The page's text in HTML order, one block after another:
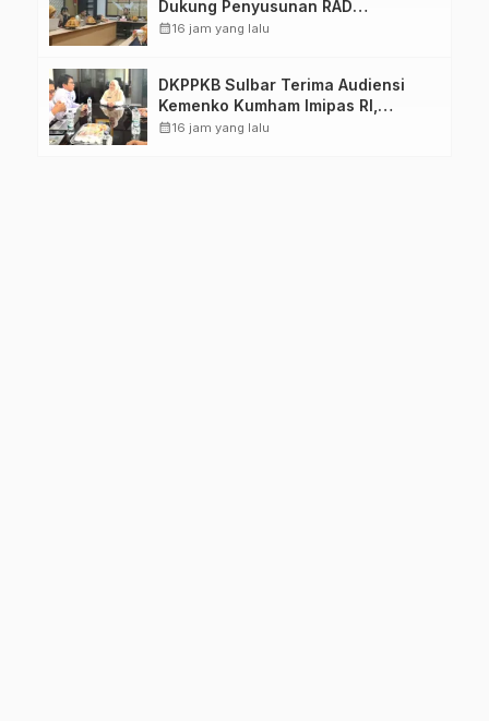
Dukung Penyusunan RAD
TPB/SDGs Sulawesi Barat
calendar_month16 jam yang lalu
DKPPKB Sulbar Terima Audiensi
Kemenko Kumham Imipas RI,
Perkuat Pelayanan Kesehatan bagi
calendar_month16 jam yang lalu